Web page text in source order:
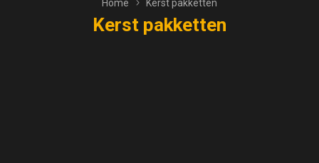
Home Kerst pakketten
Kerst pakketten